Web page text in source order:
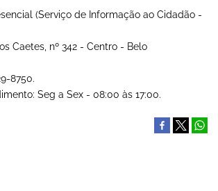
(Serviço de Informação ao Cidadão -
Caetes, nº 342 - Centro - Belo
8750.
Seg a Sex - 08:00 às 17:00.